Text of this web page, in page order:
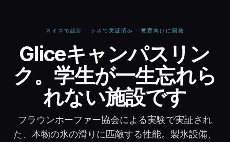
スイスで設計 · ラボで実証済み · 教育向けに開発
Gliceキャンパスリン
Gliceキャンパスリン
ク。学生が一生忘れら
れない施設です
フラウンホーファー協会による実験で実証され
た、本物の氷の滑りに匹敵する性能。製氷設備、